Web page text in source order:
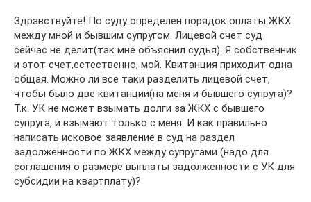
Здравствуйте! По суду определен порядок оплаты ЖКХ
между мной и бывшим супругом. Лицевой счет суд
сейчас не делит(так мне объяснил судья). Я собственник
и этот счет,естественно, мой. Квитанция приходит одна
общая. Можно ли все таки разделить лицевой счет,
чтобы было две квитанции(на меня и бывшего супруга)?
Т.к. УК не может взымать долги за ЖКХ с бывшего
супруга, и взымают только с меня. И как правильно
написать исковое заявление в суд на раздел
задолженности по ЖКХ между супругами (надо для
соглашения о размере выплаты задолженности с УК для
субсидии на квартплату)?